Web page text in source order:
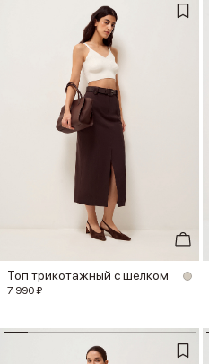
Топ трикотажный с шелком
7 990 ₽